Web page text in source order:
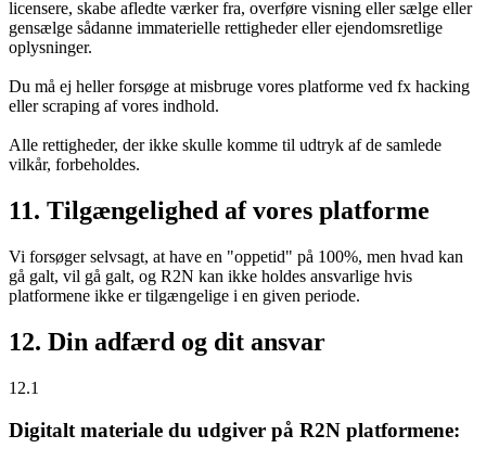
licensere, skabe afledte værker fra, overføre visning eller sælge eller
gensælge sådanne immaterielle rettigheder eller ejendomsretlige
oplysninger.
Du må ej heller forsøge at misbruge vores platforme ved fx hacking
eller scraping af vores indhold.
Alle rettigheder, der ikke skulle komme til udtryk af de samlede
vilkår, forbeholdes.
11. Tilgængelighed af vores platforme
Vi forsøger selvsagt, at have en "oppetid" på 100%, men hvad kan
gå galt, vil gå galt, og R2N kan ikke holdes ansvarlige hvis
platformene ikke er tilgængelige i en given periode.
12. Din adfærd og dit ansvar
12.1
Digitalt materiale du udgiver på R2N platformene: